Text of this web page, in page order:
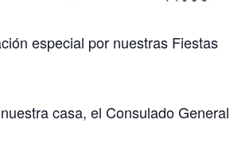
especial por nuestras Fiestas
casa, el Consulado